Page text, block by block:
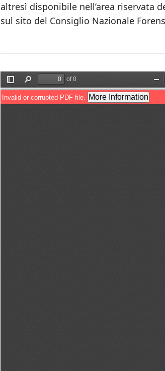
altresì disponibile nell’area riservata
sul sito del Consiglio Nazionale